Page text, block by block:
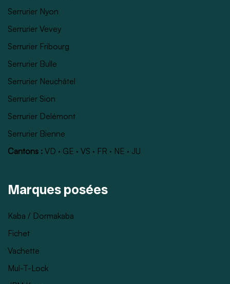
Serrurier Nyon
Serrurier Vevey
Serrurier Fribourg
Serrurier Bulle
Serrurier Neuchâtel
Serrurier Sion
Serrurier Delémont
Serrurier Bienne
Cantons : VD · GE · VS · FR · NE · JU
Marques posées
Kaba / Dormakaba
Fichet
Vachette
Mul-T-Lock